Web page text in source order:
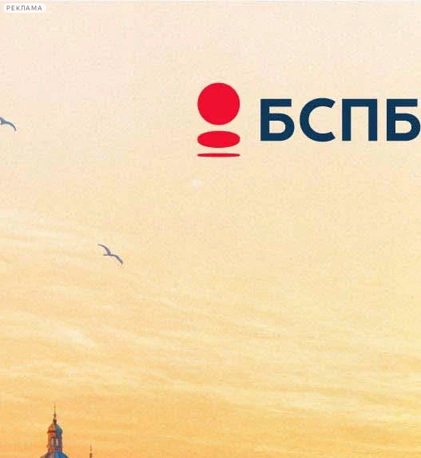
РЕКЛАМА
лекции
книги
19 ноября 2022, суббота
Пост не диета: перерождение Анастасии Ивлеевой в мужском «Монастыре»
Архив предыдущих материалов